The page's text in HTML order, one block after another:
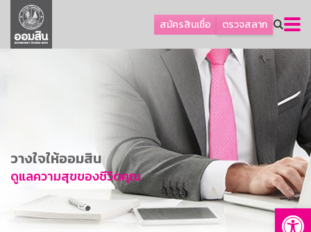
สมัครสินเชื่อ ตรวจสลาก
ลูกค้าธุรกิจ
ลูกค้าผู้ประกอบรายย่อย
การพัฒนาที่ยั่งยืน
ข่าวสาร
บริการทางการเงิน
อื่นๆ
วางใจให้ออมสิน
ดูแลความสุขของชีวิตคุณ